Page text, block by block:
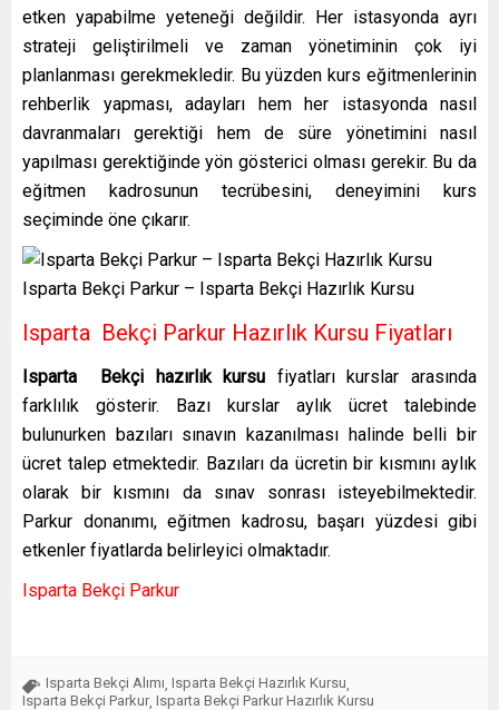
etken yapabilme yeteneği değildir. Her istasyonda ayrı
strateji geliştirilmeli ve zaman yönetiminin çok iyi
planlanması gerekmekledir. Bu yüzden kurs eğitmenlerinin
rehberlik yapması, adayları hem her istasyonda nasıl
davranmaları gerektiği hem de süre yönetimini nasıl
yapılması gerektiğinde yön gösterici olması gerekir. Bu da
eğitmen kadrosunun tecrübesini, deneyimini kurs
seçiminde öne çıkarır.
Isparta Bekçi Parkur – Isparta Bekçi Hazırlık Kursu
Isparta Bekçi Parkur Hazırlık Kursu Fiyatları
Isparta Bekçi hazırlık kursu fiyatları kurslar arasında
farklılık gösterir. Bazı kurslar aylık ücret talebinde
bulunurken bazıları sınavın kazanılması halinde belli bir
ücret talep etmektedir. Bazıları da ücretin bir kısmını aylık
olarak bir kısmını da sınav sonrası isteyebilmektedir.
Parkur donanımı, eğitmen kadrosu, başarı yüzdesi gibi
etkenler fiyatlarda belirleyici olmaktadır.
Isparta Bekçi Parkur
Isparta Bekçi Alımı Isparta Bekçi Hazırlık Kursu
Isparta Bekçi Parkur Isparta Bekçi Parkur Hazırlık Kursu